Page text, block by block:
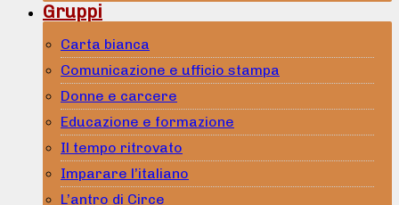
Gruppi
Carta bianca
Comunicazione e ufficio stampa
Donne e carcere
Educazione e formazione
Il tempo ritrovato
Imparare l’italiano
L’antro di Circe